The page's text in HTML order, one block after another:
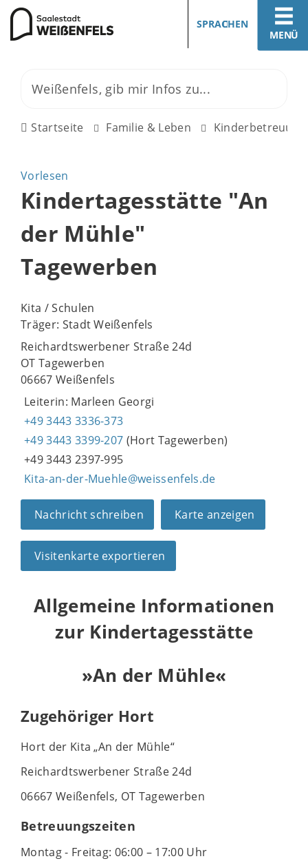
MENÜ
SPRACHEN
Startseite Familie & Leben
Vorlesen
Kindertagesstätte "An
der Mühle"
Tagewerben
Kita / Schulen
Träger: Stadt Weißenfels
Reichardtswerbener Straße 24d
OT Tagewerben
06667 Weißenfels
Leiterin: Marleen Georgi
+49 3443 3336-373
+49 3443 3399-207 (Hort Tagewerben)
+49 3443 2397-995
Kita-an-der-Muehle@weissenfels.de
Nachricht schreiben Karte anzeigen
Visitenkarte exportieren
Allgemeine Informationen
zur Kindertagesstätte
»An der Mühle«
Zugehöriger Hort
Hort der Kita „An der Mühle“
Reichardtswerbener Straße 24d
06667 Weißenfels, OT Tagewerben
Betreuungszeiten
Montag - Freitag: 06:00 – 17:00 Uhr